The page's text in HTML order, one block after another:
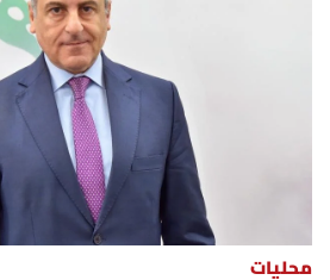
محليات